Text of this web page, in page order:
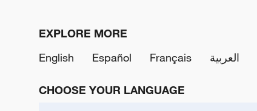
EXPLORE MORE
English
Español Français العربية
CHOOSE YOUR LANGUAGE